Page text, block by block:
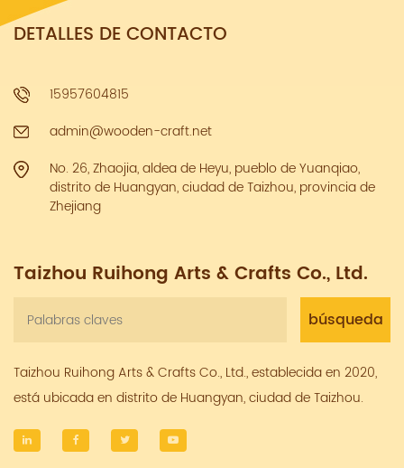
DETALLES DE CONTACTO
15957604815
admin@wooden-craft.net
No. 26, Zhaojia, aldea de Heyu, pueblo de Yuanqiao,
distrito de Huangyan, ciudad de Taizhou, provincia de
Zhejiang
Taizhou Ruihong Arts & Crafts Co., Ltd.
Taizhou Ruihong Arts & Crafts Co., Ltd., establecida en 2020,
está ubicada en distrito de Huangyan, ciudad de Taizhou.